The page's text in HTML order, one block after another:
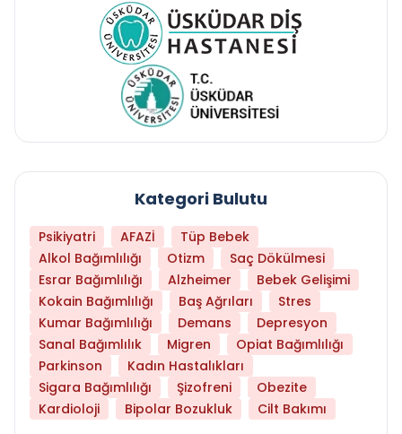
Kategori Bulutu
Psikiyatri AFAZİ
Tüp Bebek
Alkol Bağımlılığı
Otizm
Saç Dökülmesi
Esrar Bağımlılığı
Alzheimer
Bebek Gelişimi
Kokain Bağımlılığı
Baş Ağrıları
Stres
Kumar Bağımlılığı
Demans
Depresyon
Sanal Bağımlılık
Migren
Opiat Bağımlılığı
Parkinson
Kadın Hastalıkları
Sigara Bağımlılığı
Şizofreni
Obezite
Kardioloji
Bipolar Bozukluk Cilt Bakımı